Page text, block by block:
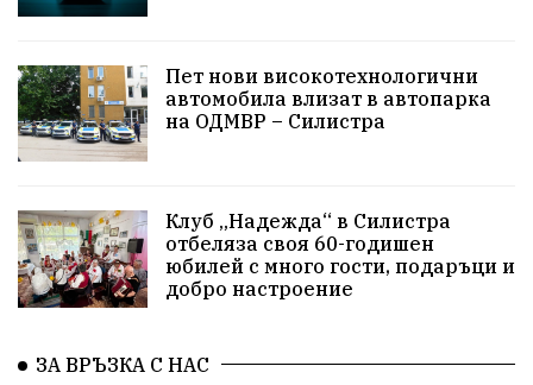
Пет нови високотехнологични
автомобила влизат в автопарка
на ОДМВР – Силистра
Клуб „Надежда“ в Силистра
отбеляза своя 60-годишен
юбилей с много гости, подаръци и
добро настроение
ЗА ВРЪЗКА С НАС